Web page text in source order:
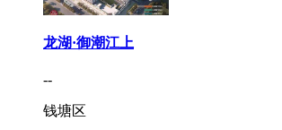
龙湖·御潮江上
--
钱塘区